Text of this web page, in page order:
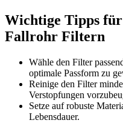
Wichtige Tipps
Fallrohr Filtern
Wähle den Filter
optimale Passform zu
Reinige den Filter
Verstopfungen
Setze auf robuste
Lebensdauer.